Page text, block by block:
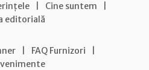
Cine suntem
editorială
FAQ Furnizori